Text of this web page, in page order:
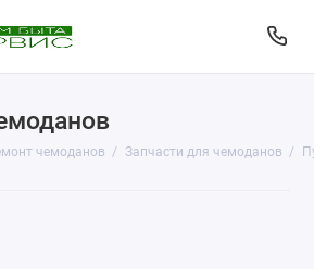
чемоданов Запчасти для чемоданов